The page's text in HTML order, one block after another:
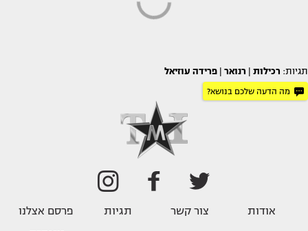
תגיות: רכילות רנואר פרידה עוזיאל
מה הדעה שלכם בנושא?
אודות צור קשר תגיות פרסם אצלנו